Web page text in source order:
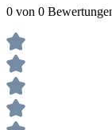
0 von 0